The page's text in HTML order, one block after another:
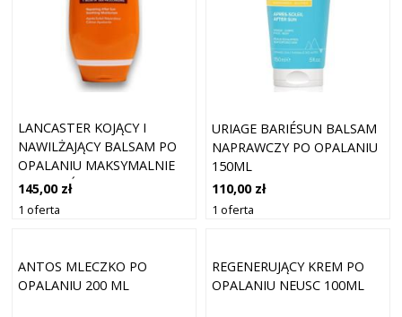
LANCASTER KOJĄCY I
NAWILŻAJĄCY BALSAM PO
OPALANIU MAKSYMALNIE
PODKREŚLA OPALENIZNĘ
125 ML
145,00 zł
1 oferta
URIAGE BARIÉSUN BALSAM
NAPRAWCZY PO OPALANIU
150ML
110,00 zł
1 oferta
ANTOS MLECZKO PO
OPALANIU 200 ML
REGENERUJĄCY KREM PO
OPALANIU NEUSC 100ML